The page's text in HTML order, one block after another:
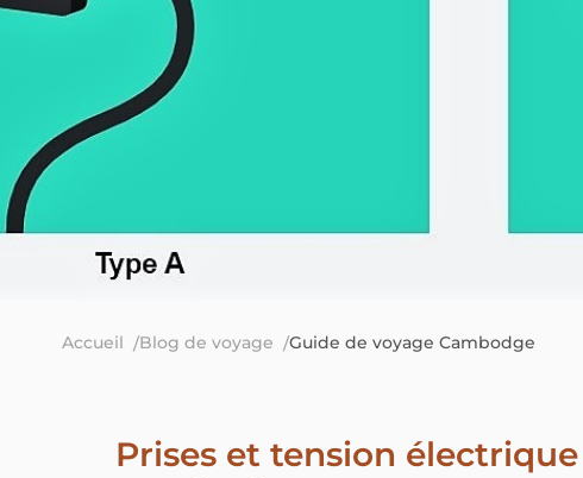
Accueil Blog de voyage Guide de voyage Cambodge
Prises et tension